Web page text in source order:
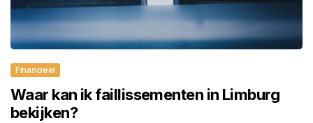
Financieel
Waar kan ik faillissementen in Limburg
bekijken?